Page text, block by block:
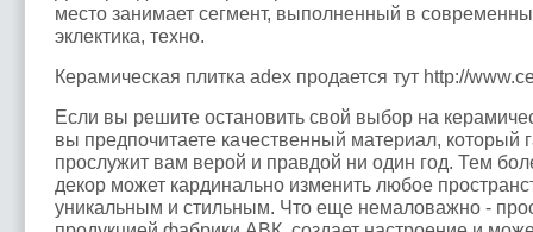
место занимает сегмент, выполненный в
эклектика, техно.
Керамическая плитка adex продается тут http://
Если вы решите остановить свой выбор на
вы предпочитаете качественный материал, который
прослужит вам верой и правдой ни один год. Тем
декор может кардинально изменить любое
уникальным и стильным. Что еще немаловажно -